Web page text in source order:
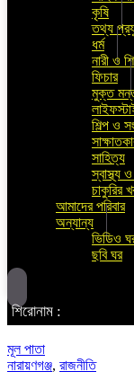
কৃষি
তথ্য
ধর্ম
নারী ও
ফিচার
মুক্ত
শিল্প ও
সাহিত্য
স্বাস্থ্য
চাকুরির
আমাদের পরিবার
অন্যান্য
ভিডিও
ছবি ঘর
শিরোনাম :
মূল পাতা
নারায়ণগঞ্জ, রাজনীতি